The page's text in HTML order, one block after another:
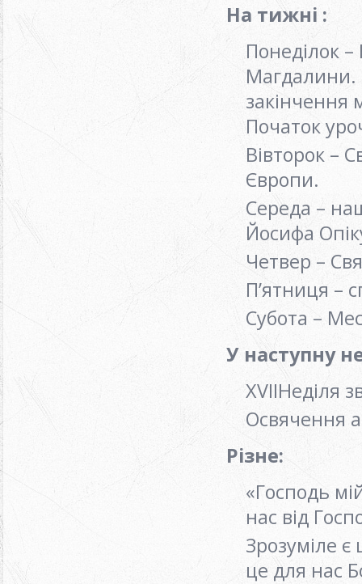
На тижні :
Понеділок
Магдалини.
закінчення
Початок
Вівторок –
Європи.
Середа –
Йосифа
Четвер –
П’ятниця –
Субота –
У наступну
ХVIIНеділя
Освячення
Різне:
«Господь
нас від
Зрозуміле
це для нас